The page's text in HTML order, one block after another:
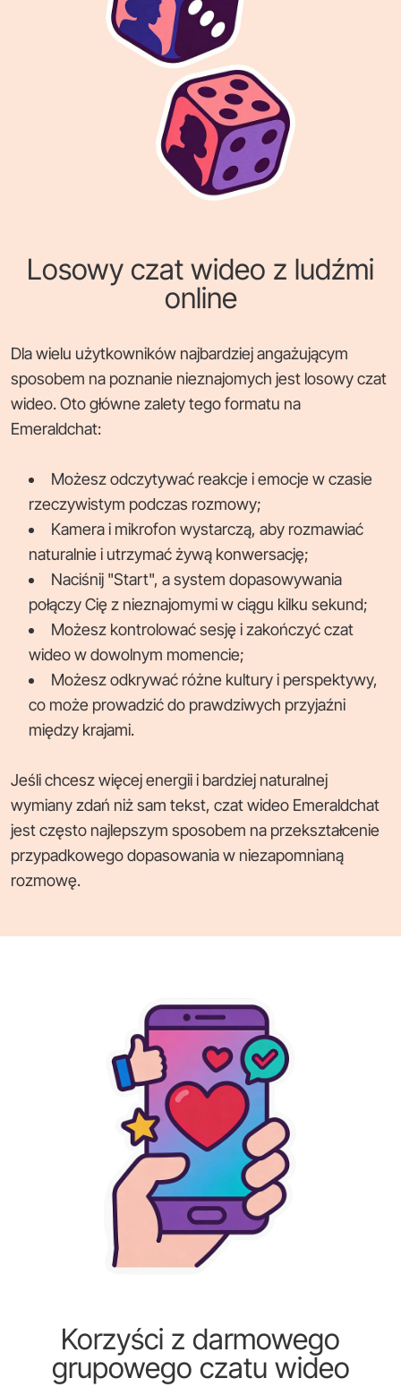
Losowy czat wideo z ludźmi
online
Dla wielu użytkowników najbardziej angażującym
sposobem na poznanie nieznajomych jest losowy czat
wideo. Oto główne zalety tego formatu na
Emeraldchat:
Możesz odczytywać reakcje i emocje w czasie
rzeczywistym podczas rozmowy;
Kamera i mikrofon wystarczą, aby rozmawiać
naturalnie i utrzymać żywą konwersację;
Naciśnij "Start", a system dopasowywania
połączy Cię z nieznajomymi w ciągu kilku sekund;
Możesz kontrolować sesję i zakończyć czat
wideo w dowolnym momencie;
Możesz odkrywać różne kultury i perspektywy,
co może prowadzić do prawdziwych przyjaźni
między krajami.
Jeśli chcesz więcej energii i bardziej naturalnej
wymiany zdań niż sam tekst, czat wideo Emeraldchat
jest często najlepszym sposobem na przekształcenie
przypadkowego dopasowania w niezapomnianą
rozmowę.
Korzyści z darmowego
grupowego czatu wideo